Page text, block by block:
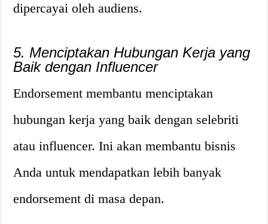
dipercayai oleh audiens.
5. Menciptakan Hubungan Kerja yang
Baik dengan Influencer
Endorsement membantu menciptakan
hubungan kerja yang baik dengan selebriti
atau influencer. Ini akan membantu bisnis
Anda untuk mendapatkan lebih banyak
endorsement di masa depan.